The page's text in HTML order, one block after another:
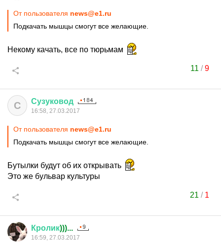
От пользователя news@e1.ru
Подкачать мышцы смогут все желающие.
Некому качать, все по тюрьмам
11 /9
С Сузуковод
16:58, 27.03.2017
От пользователя news@e1.ru
Подкачать мышцы смогут все желающие.
Бутылки будут об их открывать
Это же бульвар культуры
21 / 1
Кролик)))...
16:59, 27.03.2017